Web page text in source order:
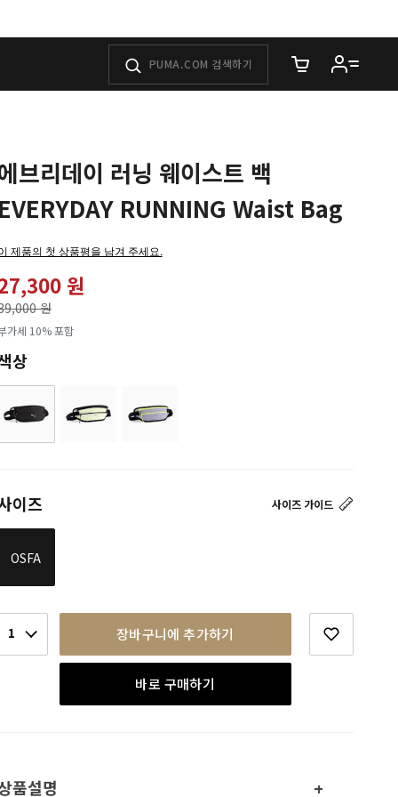
장바구니에 담은
브리데이 러닝 웨이스트 백
EVERYDAY RUNNING Waist Bag
제품의 첫 상품평을 남겨 주세요.
원
원
가세 10% 포함
상
사이즈 가이드
이즈
OSFA
1 장바구니에 추가하기
바로 구매하기
품설명